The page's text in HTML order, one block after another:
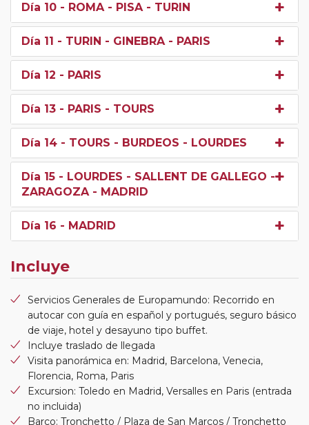
Día 10 - ROMA - PISA - TURIN
Día 11 - TURIN - GINEBRA - PARIS
Día 12 - PARIS
Día 13 - PARIS - TOURS
Día 14 - TOURS - BURDEOS - LOURDES
Día 15 - LOURDES - SALLENT DE GALLEGO -
ZARAGOZA - MADRID
Día 16 - MADRID
Incluye
Servicios Generales de Europamundo: Recorrido en
autocar con guía en español y portugués, seguro básico
de viaje, hotel y desayuno tipo buffet.
Incluye traslado de llegada
Visita panorámica en: Madrid, Barcelona, Venecia,
Florencia, Roma, Paris
Excursion: Toledo en Madrid, Versalles en Paris (entrada
no incluida)
Barco: Tronchetto / Plaza de San Marcos / Tronchetto